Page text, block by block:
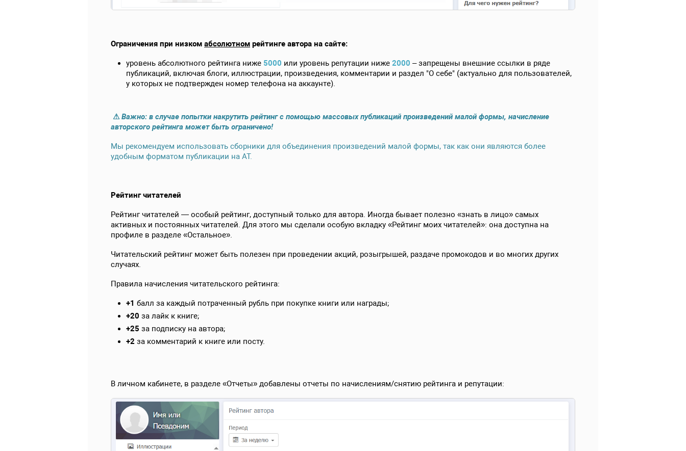
Ограничения при низком абсолютном рейтинге автора на сайте:
уровень абсолютного рейтинга ниже 5000 или уровень репутации ниже 2000 – запрещены внешние ссылки в ряде
публикаций, включая блоги, иллюстрации, произведения, комментарии и раздел "О себе" (актуально для пользователей,
у которых не подтвержден номер телефона на аккаунте).
⚠Важно: в случае попытки накрутить рейтинг с помощью массовых публикаций произведений малой формы, начисление
авторского рейтинга может быть ограничено!
Мы рекомендуем использовать сборники для объединения произведений малой формы, так как они являются более
удобным форматом публикации на АТ.
Рейтинг читателей
Рейтинг читателей — особый рейтинг, доступный только для автора. Иногда бывает полезно «знать в лицо» самых
активных и постоянных читателей. Для этого мы сделали особую вкладку «Рейтинг моих читателей»: она доступна на
профиле в разделе «Остальное».
Читательский рейтинг может быть полезен при проведении акций, розыгрышей, раздаче промокодов и во многих других
случаях.
Правила начисления читательского рейтинга:
+1 балл за каждый потраченный рубль при покупке книги или награды;
+20 за лайк к книге;
+25 за подписку на автора;
+2 за комментарий к книге или посту.
В личном кабинете, в разделе «Отчеты» добавлены отчеты по начислениям/снятию рейтинга и репутации: